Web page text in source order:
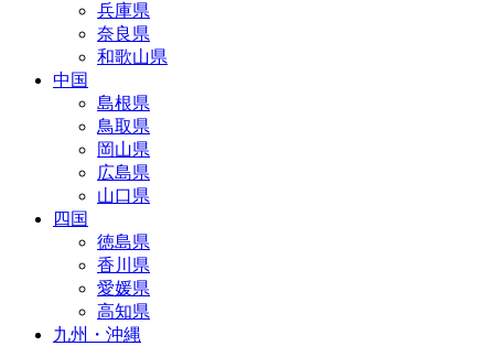
兵庫県
奈良県
和歌山県
中国
島根県
鳥取県
岡山県
広島県
山口県
四国
徳島県
香川県
愛媛県
高知県
九州・沖縄